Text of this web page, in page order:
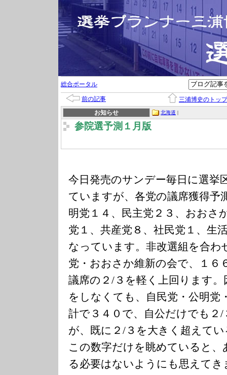
総合ポータル
前の記事
三浦博史のトップ
お知らせ
北海道 |
参院選予測１月版
今日発売のサンデー毎日に選挙
ていますが、各党の議席獲得予
明党１４、民主党２３、おおさ
党１、共産党８、社民党１、生
なっています。非改選組を合わ
党・おおさか維新の会で、１６
議席の２/３を軽く上回ります
をしなくても、自民党・公明党
計で３４０で、自公だけでも２
が、既に２/３を大きく超えて
この数字だけを眺めていると
る必要はないようにも思えてき